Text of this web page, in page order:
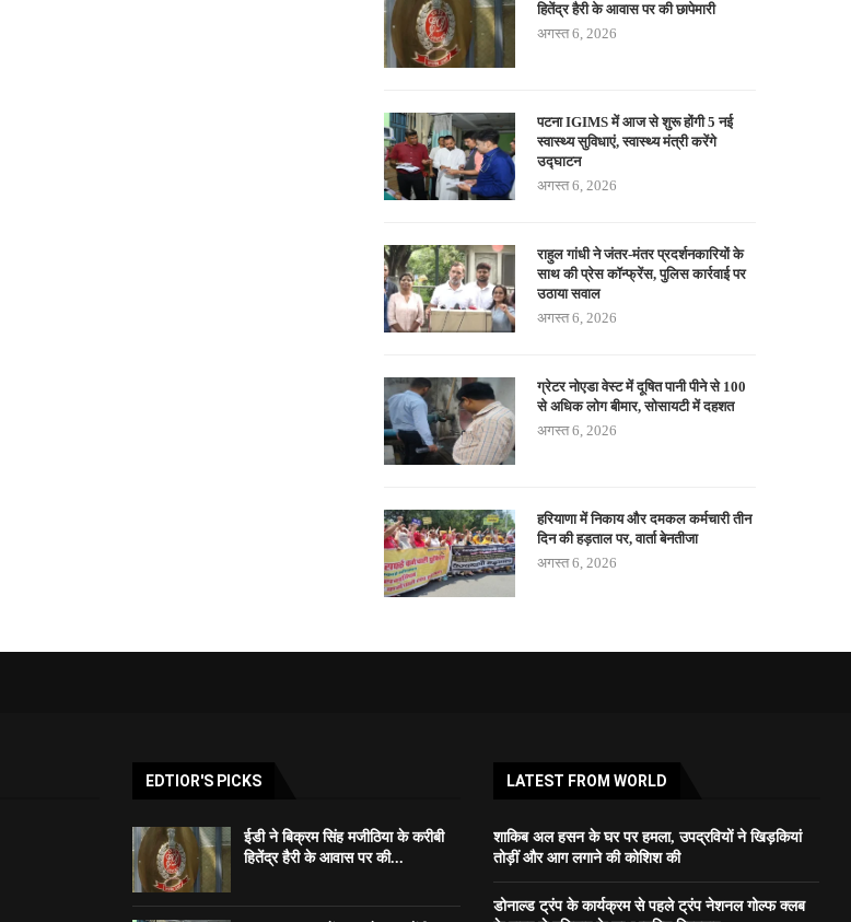
हितेंद्र हैरी के आवास पर की छापेमारी
अगस्त 6, 2026
पटना IGIMS में आज से शुरू होंगी 5 नई
स्वास्थ्य सुविधाएं, स्वास्थ्य मंत्री करेंगे
उद्घाटन
अगस्त 6, 2026
राहुल गांधी ने जंतर-मंतर प्रदर्शनकारियों के
साथ की प्रेस कॉन्फ्रेंस, पुलिस कार्रवाई पर
उठाया सवाल
अगस्त 6, 2026
ग्रेटर नोएडा वेस्ट में दूषित पानी पीने से 100
से अधिक लोग बीमार, सोसायटी में दहशत
अगस्त 6, 2026
हरियाणा में निकाय और दमकल कर्मचारी तीन
दिन की हड़ताल पर, वार्ता बेनतीजा
अगस्त 6, 2026
EDTIOR'S PICKS
ईडी ने बिक्रम सिंह मजीठिया के करीबी
हितेंद्र हैरी के आवास पर की...
LATEST FROM WORLD
शाकिब अल हसन के घर पर हमला, उपद्रवियों ने खिड़कियां
तोड़ीं और आग लगाने की कोशिश की
डोनाल्ड ट्रंप के कार्यक्रम से पहले ट्रंप नेशनल गोल्फ क्लब